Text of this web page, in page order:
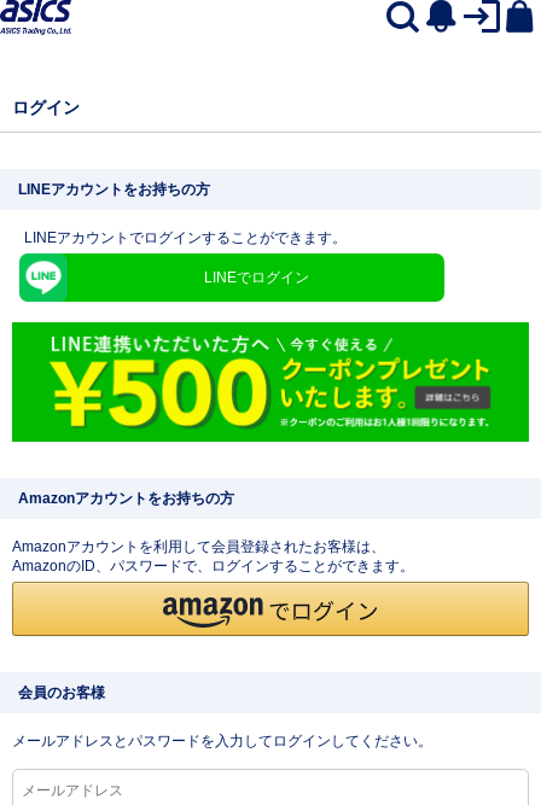
ログイン
LINEアカウントをお持ちの方
LINEアカウントでログインすることができます。
LINEでログイン
Amazonアカウントをお持ちの方
Amazonアカウントを利用して会員登録されたお客様は、
AmazonのID、パスワードで、ログインすることができます。
会員のお客様
メールアドレスとパスワードを入力してログインしてください。